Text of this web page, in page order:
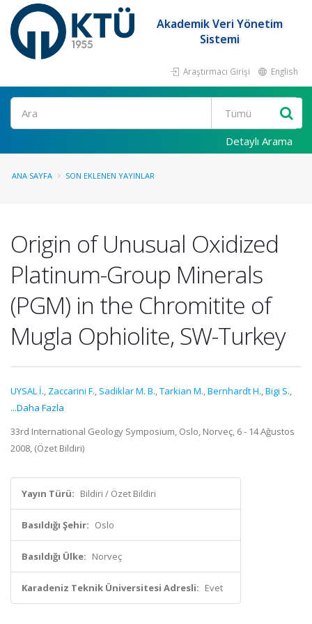
Akademik Veri Yönetim
Sistemi
Araştırmacı Girişi English
Ara
Detaylı Arama
ANA SAYFA SON EKLENEN YAYINLAR
Origin of Unusual Oxidized
Platinum-Group Minerals
(PGM) in the Chromitite of
Mugla Ophiolite, SW-Turkey
UYSAL İ., Zaccarini F., Sadiklar M. B.,Tarkian M.,Bernhardt H.,Bigi S.,
...Daha Fazla
33rd International Geology Symposium, Oslo, Norveç, 6 - 14 Ağustos
2008, (Özet Bildiri)
Yayın Türü: Bildiri / Özet Bildiri
Basıldığı Şehir: Oslo
Basıldığı Ülke: Norveç
Karadeniz Teknik Üniversitesi Adresli: Evet